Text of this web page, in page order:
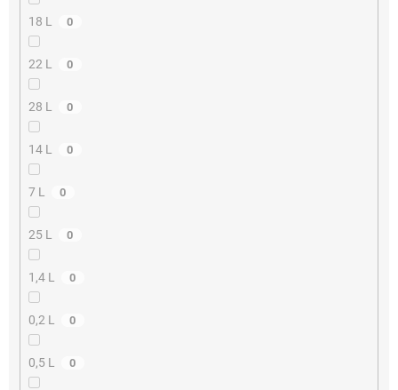
18 L 0
22 L 0
28 L 0
14 L 0
7 L 0
25 L 0
1,4 L 0
0,2 L 0
0,5 L 0